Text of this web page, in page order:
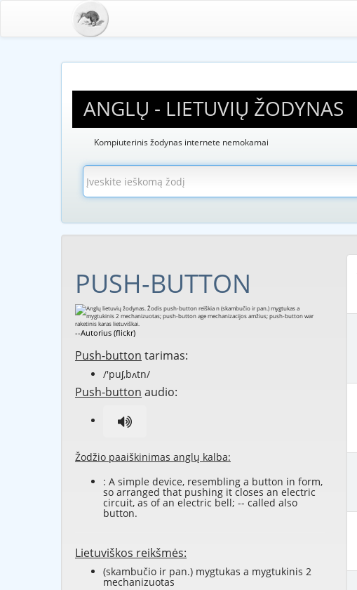
ANGLŲ - LIETUVIŲ ŽODYNAS
Kompiuterinis žodynas internete nemokamai
PUSH-BUTTON
--Autorius (flickr)
Push-button tarimas:
/'puʃ,bʌtn/
Push-button audio:
Žodžio paaiškinimas anglų kalba:
: A simple device, resembling a button in form,
so arranged that pushing it closes an electric
circuit, as of an electric bell; -- called also
button.
Lietuviškos reikšmės:
(skambučio ir pan.) mygtukas a mygtukinis 2
mechanizuotas